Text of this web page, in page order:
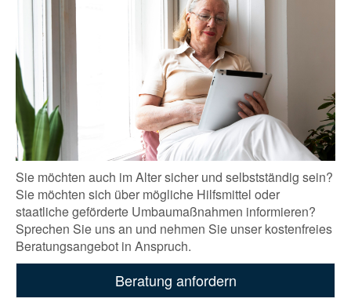
Sie möchten auch im Alter sicher und selbstständig sein?
Sie möchten sich über mögliche Hilfsmittel oder
staatliche geförderte Umbaumaßnahmen informieren?
Sprechen Sie uns an und nehmen Sie unser kostenfreies
Beratungsangebot in Anspruch.
Beratung anfordern